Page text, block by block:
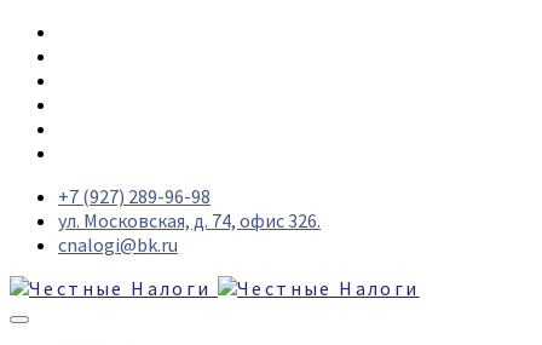
+7 (927) 289-96-98
ул. Московская, д. 74, офис 326.
cnalogi@bk.ru